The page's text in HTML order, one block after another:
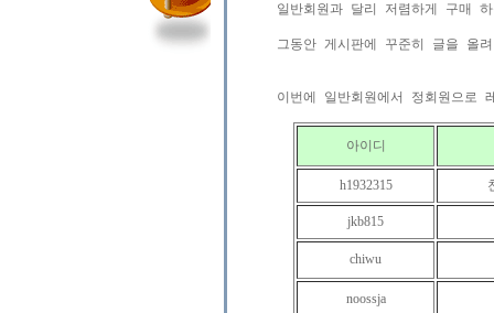
일반회원과 달리 저렴하게 구매
그동안 게시판에 꾸준히 글을 올
아이디
h1932315
jkb815
chiwu
noossja